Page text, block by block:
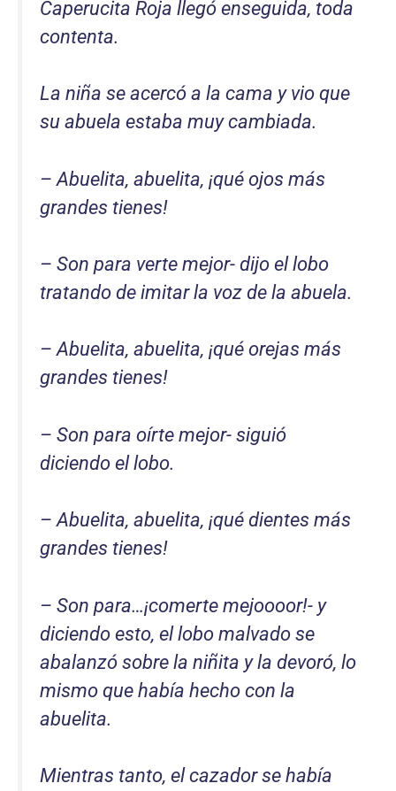
Caperucita Roja llegó enseguida, toda
contenta.
La niña se acercó a la cama y vio que
su abuela estaba muy cambiada.
– Abuelita, abuelita, ¡qué ojos más
grandes tienes!
– Son para verte mejor- dijo el lobo
tratando de imitar la voz de la abuela.
– Abuelita, abuelita, ¡qué orejas más
grandes tienes!
– Son para oírte mejor- siguió
diciendo el lobo.
– Abuelita, abuelita, ¡qué dientes más
grandes tienes!
– Son para…¡comerte mejoooor!- y
diciendo esto, el lobo malvado se
abalanzó sobre la niñita y la devoró, lo
mismo que había hecho con la
abuelita.
Mientras tanto, el cazador se había